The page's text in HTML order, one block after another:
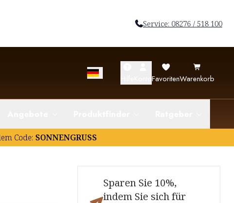
Service: 08276 / 518 100
FavoritenWarenkorb
Code: SONNENGRUSS
Sparen Sie 10%,
indem Sie sich für